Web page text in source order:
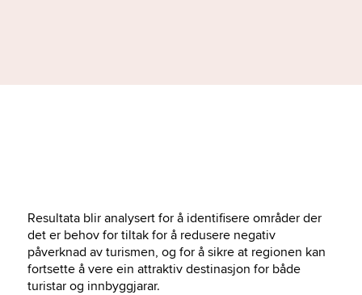
Resultata blir analysert for å identifisere områder der
det er behov for tiltak for å redusere negativ
påverknad av turismen, og for å sikre at regionen kan
fortsette å vere ein attraktiv destinasjon for både
turistar og innbyggjarar.